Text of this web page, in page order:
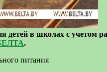
в школах с учетом
.
питания